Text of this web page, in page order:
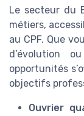
Le secteur du
métiers,
au CPF. Que
d’évolution
opportunités
objectifs
Ouvrier